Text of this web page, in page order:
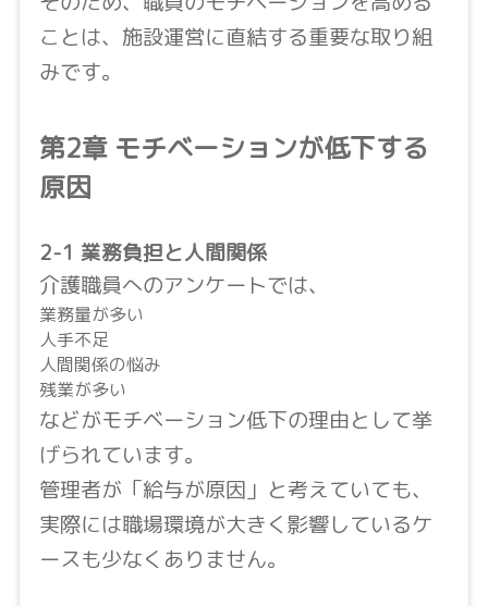
ことは、施設運営に直結する重要な取り組
みです。
第2章 モチベーションが低下する
原因
2-1 業務負担と人間関係
介護職員へのアンケートでは、
業務量が多い
人手不足
人間関係の悩み
残業が多い
などがモチベーション低下の理由として挙
げられています。
管理者が「給与が原因」と考えていても、
実際には職場環境が大きく影響しているケ
ースも少なくありません。